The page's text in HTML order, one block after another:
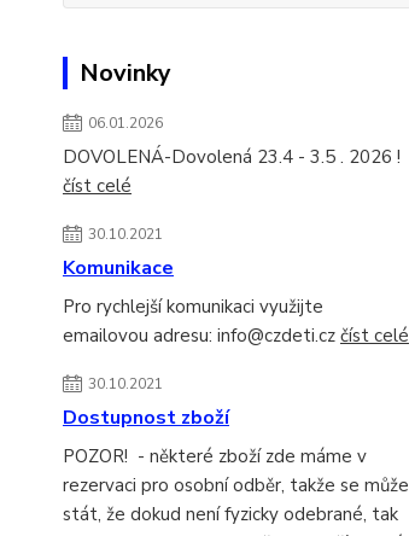
Novinky
06.01.2026
DOVOLENÁ-Dovolená 23.4 - 3.5 . 2026 !
číst celé
30.10.2021
Komunikace
Pro rychlejší komunikaci využijte
emailovou adresu: info@czdeti.cz číst celé
30.10.2021
Dostupnost zboží
POZOR! - některé zboží zde máme v
rezervaci pro osobní odběr, takže se může
stát, že dokud není fyzicky odebrané, tak